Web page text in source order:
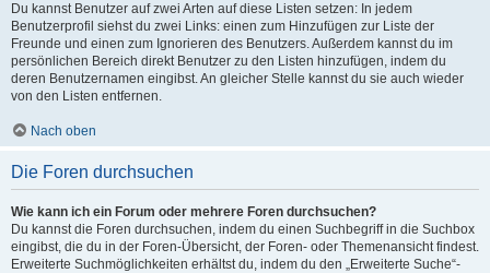
Du kannst Benutzer auf zwei Arten auf diese Listen setzen: In jedem
Benutzerprofil siehst du zwei Links: einen zum Hinzufügen zur Liste der
Freunde und einen zum Ignorieren des Benutzers. Außerdem kannst du im
persönlichen Bereich direkt Benutzer zu den Listen hinzufügen, indem du
deren Benutzernamen eingibst. An gleicher Stelle kannst du sie auch wieder
von den Listen entfernen.
Nach oben
Die Foren durchsuchen
Wie kann ich ein Forum oder mehrere Foren durchsuchen?
Du kannst die Foren durchsuchen, indem du einen Suchbegriff in die Suchbox
eingibst, die du in der Foren-Übersicht, der Foren- oder Themenansicht findest.
Erweiterte Suchmöglichkeiten erhältst du, indem du den „Erweiterte Suche“-